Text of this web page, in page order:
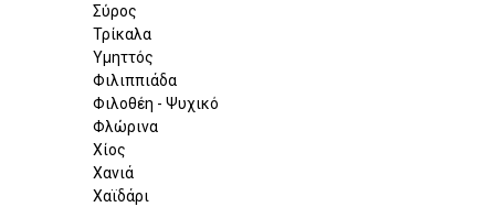
Σύρος
Τρίκαλα
Υμηττός
Φιλιππιάδα
Φιλοθέη - Ψυχικό
Φλώρινα
Χίος
Χανιά
Χαϊδάρι